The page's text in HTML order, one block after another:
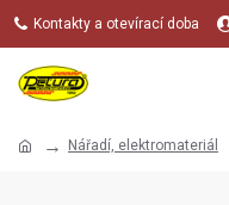
Kontakty a otevírací doba
Nářadí, elektromateriál